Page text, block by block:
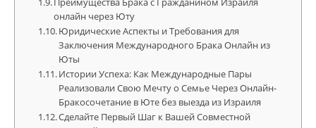
онлайн через Юту
Юридические Аспекты и Требования для
Заключения Международного Брака Онлайн из
Юты
Истории Успеха: Как Международные Пары
Реализовали Свою Мечту о Семье Через Онлайн-
Бракосочетание в Юте без выезда из Израиля
Сделайте Первый Шаг к Вашей Совместной